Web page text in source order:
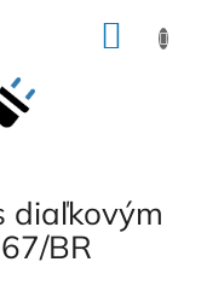
diaľkovým
BR